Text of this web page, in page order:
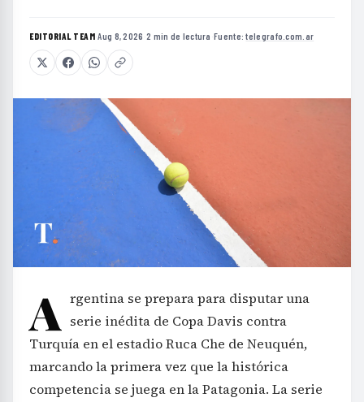
EDITORIAL TEAM·Aug 8, 2026 ·2 min de lectura ·Fuente:telegrafo.com.ar
A rgentina se prepara para disputar una
serie inédita de Copa Davis contra
Turquía en el estadio Ruca Che de Neuquén,
marcando la primera vez que la histórica
competencia se juega en la Patagonia. La serie